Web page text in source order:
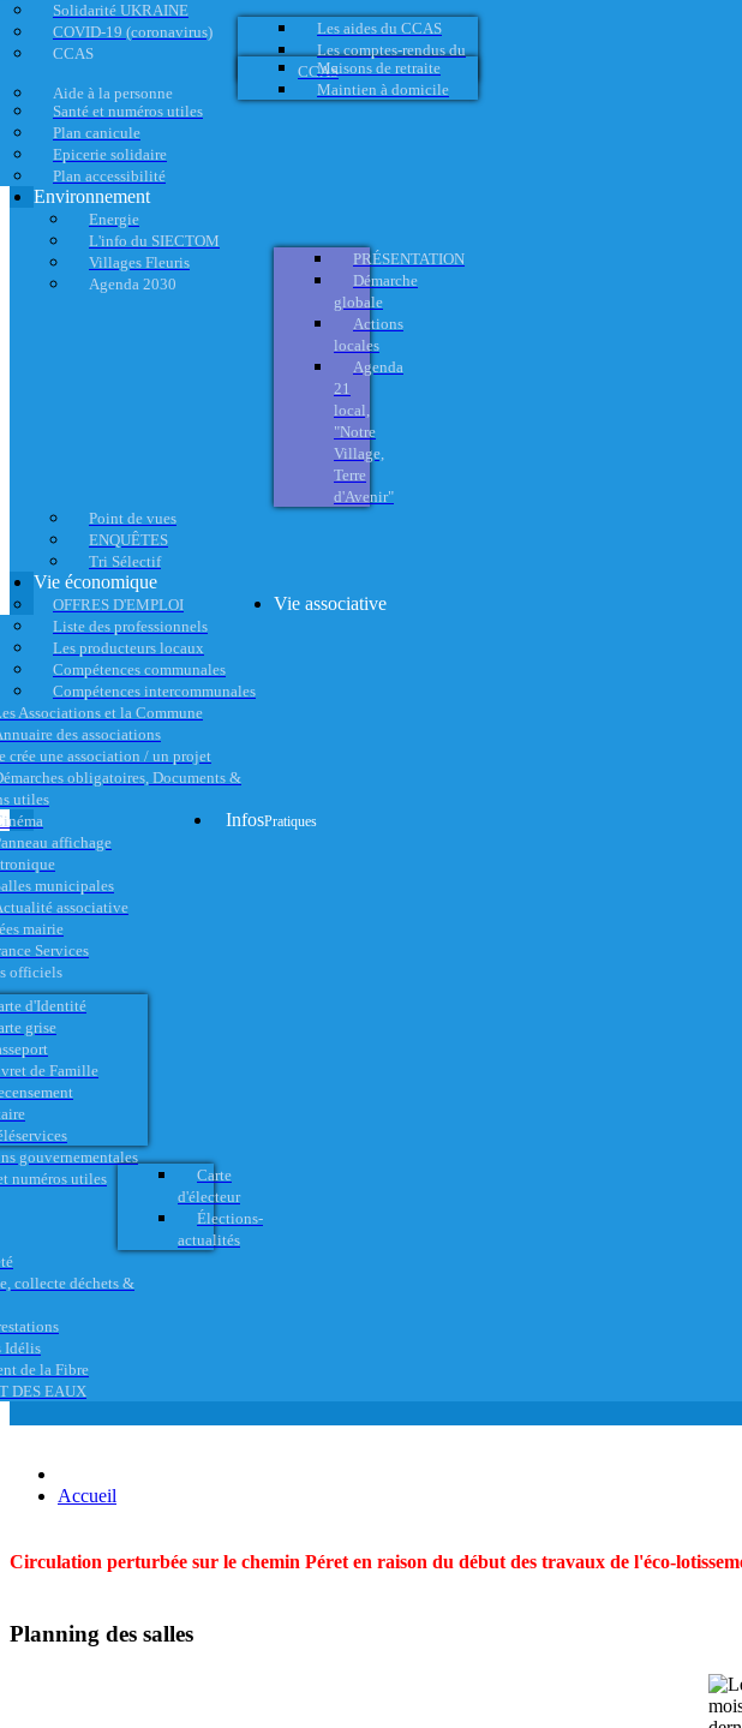
Solidarité UKRAINE
COVID-19 (coronavirus)
CCAS
Les aides du CCAS
Les comptes-rendus du
CCAS
Aide à la personne
Maisons de retraite
Maintien à domicile
Santé et numéros utiles
Plan canicule
Epicerie solidaire
Plan accessibilité
Environnement
Energie
L'info du SIECTOM
Villages Fleuris
Agenda 2030
PRÉSENTATION
Démarche
globale
Actions
locales
Agenda
21
local,
"Notre
Village,
Terre
d'Avenir"
Point de vues
ENQUÊTES
Tri Sélectif
Vie économique
OFFRES D'EMPLOI
Liste des professionnels
Les producteurs locaux
Compétences communales
Compétences intercommunales
Vie associative
Associations et la Commune
des associations
crée une association / un projet
obligatoires, Documents &
utiles
affichage
municipales
associative
InfosPratiques
mairie
Services
officiels
d'Identité
grise
de Famille
gouvernementales
numéros utiles
Carte
d'électeur
Élections-
actualités
collecte déchets &
Idélis
de la Fibre
DES EAUX
Accueil
Circulation perturbée sur le chemin Péret en raison du début des travaux de l'éco-
Planning des salles